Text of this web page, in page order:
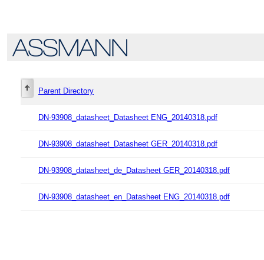
Parent Directory
DN-93908_datasheet_Datasheet ENG_20140318.pdf
DN-93908_datasheet_Datasheet GER_20140318.pdf
DN-93908_datasheet_de_Datasheet GER_20140318.pdf
DN-93908_datasheet_en_Datasheet ENG_20140318.pdf